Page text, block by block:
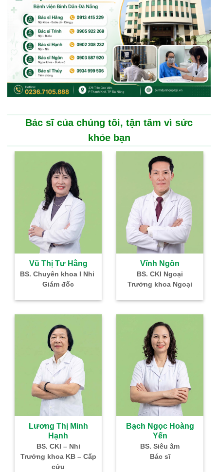
Bác sĩ của chúng tôi, tận tâm vì sức
khỏe bạn
Vũ Thị Tư Hằng
BS. Chuyên khoa I Nhi
Giám đốc
Vĩnh Ngôn
BS. CKI Ngoại
Trưởng khoa Ngoại
Lương Thị Minh
Hạnh
BS. CKI – Nhi
Trưởng khoa KB – Cấp
cứu
Bạch Ngọc Hoàng
Yến
BS. Siêu âm
Bác sĩ